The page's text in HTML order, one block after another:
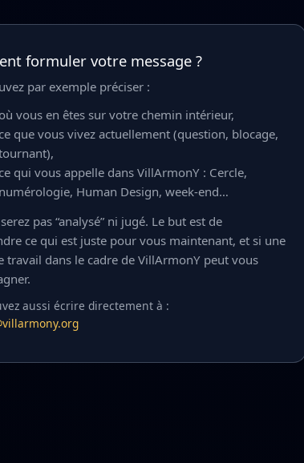
formuler votre message ?
par exemple préciser :
où vous en êtes sur votre chemin intérieur,
ce que vous vivez actuellement (question, blocage,
ce qui vous appelle dans VillArmonY : Cercle,
numérologie, Human Design, week-end…
pas “analysé” ni jugé. Le but est de
ce qui est juste pour vous maintenant, et si une
travail dans le cadre de VillArmonY peut vous
aussi écrire directement à :